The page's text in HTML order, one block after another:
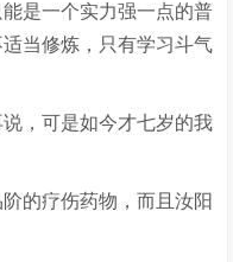
是一个实力强一点的普
当修炼，只有学习斗气
，可是如今才七岁的我
的疗伤药物，而且汝阳